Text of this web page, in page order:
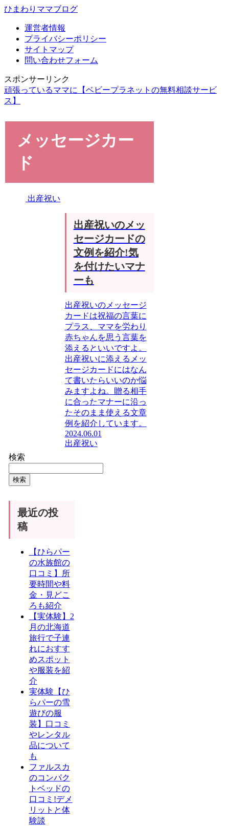
ひまわりママブログ
運営者情報
プライバシーポリシー
サイトマップ
問い合わせフォーム
スポンサーリンク
頑張っているママに【ベビープラネットの無料相談サービ
ス】
メッセージカー
ド
出産祝い
出産祝いのメッ
セージカードの
文例を紹介!気
を付けたいマナ
ーも
出産祝いのメッセージ
カードは祝福の言葉に
プラス、ママを労わり
赤ちゃんを思う言葉を
添えるといいですよ。
出産祝いに添えるメッ
セージカードにはなん
て書いたらいいのか悩
みますよね。贈る相手
に合ったマナーに沿っ
たそのまま使える文章
例を紹介しています。
2024.06.01
出産祝い
検索
検索
最近の投
稿
【ひらパー
の水族館の
口コミ】所
要時間や料
金・見どこ
ろも紹介
【実体験】2
月の北海道
旅行で子連
れにおすす
めスポット
や服装を紹
介
実体験【ひ
らパーの雪
遊びの服
装】口コミ
やレンタル
品について
も
ファルスカ
のコンパク
トベッドの
口コミ!デメ
リットと体
験談